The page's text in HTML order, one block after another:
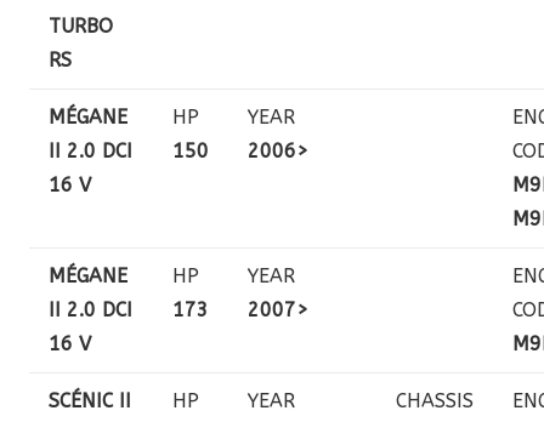
TURBO
RS
MÉGANE
II 2.0 DCI
16 V
HP
150
YEAR
2006>
MÉGANE
II 2.0 DCI
16 V
HP
173
YEAR
2007>
SCÉNIC II
HP
YEAR
CHASSIS